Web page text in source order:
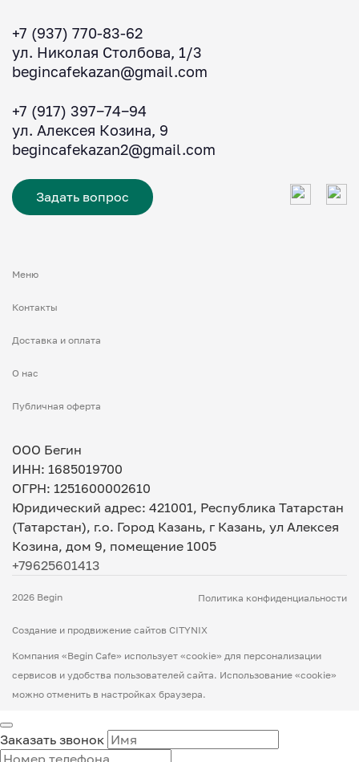
+7 (937) 770-83-62
ул. Николая Столбова, 1/3
begincafekazan@gmail.com
+7 (917) 397‒74‒94
ул. Алексея Козина, 9
begincafekazan2@gmail.com
Задать вопрос
Меню
Контакты
Доставка и оплата
О нас
Публичная оферта
ООО Бегин
ИНН: 1685019700
ОГРН: 1251600002610
Юридический адрес: 421001, Республика Татарстан
(Татарстан), г.о. Город Казань, г Казань, ул Алексея
Козина, дом 9, помещение 1005
+79625601413
2026 Begin Политика конфиденциальности
Создание и продвижение сайтов CITYNIX
Компания «Begin Cafe» использует «cookie» для персонализации
сервисов и удобства пользователей сайта. Использование «сookie»
можно отменить в настройках браузера.
Заказать звонок